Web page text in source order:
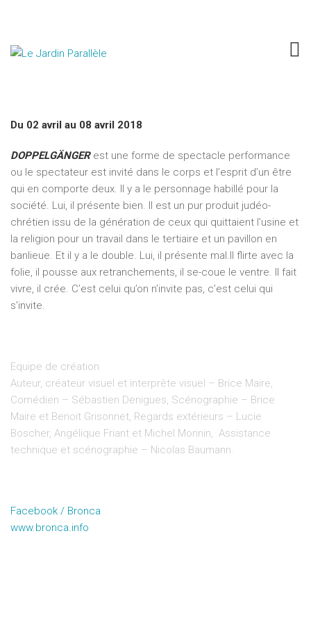
Du 02 avril au 08 avril 2018
DOPPELGÄNGERest une forme de spectacle performance
ou le spectateur est invité dans le corps et l’esprit d’un être
qui en comporte deux. Il y a le personnage habillé pour la
société. Lui, il présente bien. Il est un pur produit judéo-
chrétien issu de la génération de ceux qui quittaient l’usine et
la religion pour un travail dans le tertiaire et un pavillon en
banlieue. Et il y a le double. Lui, il présente mal.Il flirte avec la
folie, il pousse aux retranchements, il se-coue le ventre. Il fait
vivre, il crée. C’est celui qu’on n’invite pas, c’est celui qui
s’invite.
Equipe de création
Auteur, créateur visuel et interprète visuel – Brice Maire,
Comédien – Sébastien Denigues, Scénographie – Brice
Maire et Benoit Grisonnet, Regards extérieurs – Lucie
Boscher, Angélique Friant et Michel Monnin, Assistance
technique et scénographie – Nicolas Baumann.
Facebook / Bronca
www.bronca.info